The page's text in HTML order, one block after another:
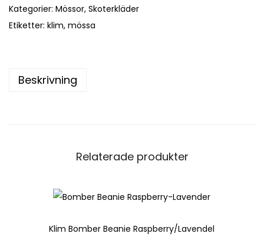
Kategorier: Mössor, Skoterkläder
Etiketter: klim, mössa
Beskrivning
Relaterade produkter
Klim Bomber Beanie Raspberry/Lavendel